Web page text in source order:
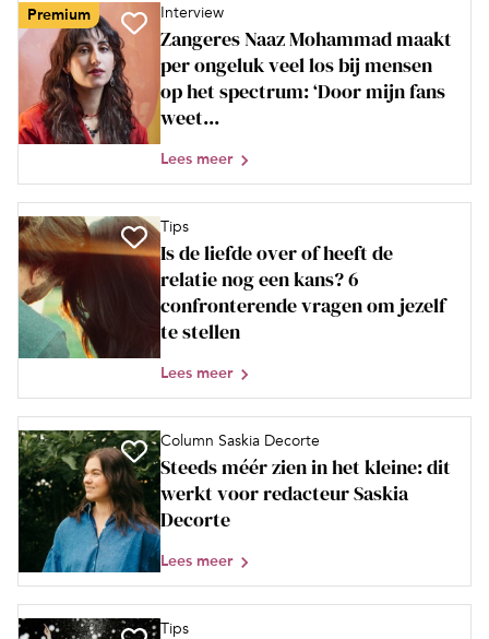
Premium Interview
Zangeres Naaz Mohammad maakt
per ongeluk veel los bij mensen
op het spectrum: ‘Door mijn fans
weet...
Lees meer
Tips
Is de liefde over of heeft de
relatie nog een kans? 6
confronterende vragen om jezelf
te stellen
Lees meer
Column Saskia Decorte
Steeds méér zien in het kleine: dit
werkt voor redacteur Saskia
Decorte
Lees meer
Tips